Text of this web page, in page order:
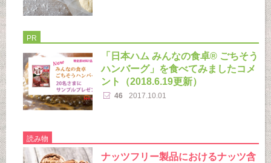
PR
「日本ハム みんなの食卓® ごちそう
ハンバーグ」を食べてみましたコメ
ント（2018.6.19更新）
46 2017.10.01
読み物
ナッツフリー製品におけるナッツ含